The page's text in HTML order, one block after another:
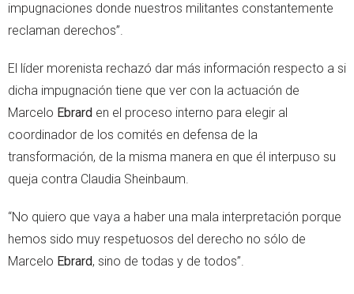
impugnaciones donde nuestros militantes constantemente
reclaman derechos”.
El líder morenista rechazó dar más información respecto a si
dicha impugnación tiene que ver con la actuación de
Marcelo Ebrard en el proceso interno para elegir al
coordinador de los comités en defensa de la
transformación, de la misma manera en que él interpuso su
queja contra Claudia Sheinbaum.
“No quiero que vaya a haber una mala interpretación porque
hemos sido muy respetuosos del derecho no sólo de
Marcelo Ebrard, sino de todas y de todos”.